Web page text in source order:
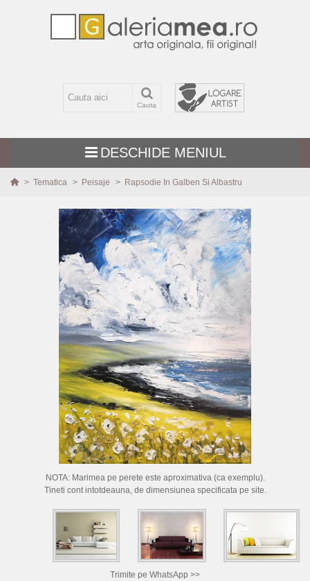
Cauta
DESCHIDE MENIUL
CUM CUMPAR TABLOURI
LISTA ARTISTI
CUM VAND TABLOURI
PORTRETE LA COMANDA
> Tematica > Peisaje > Rapsodie In Galben Si Albastru
NOTA: Marimea pe perete este aproximativa (ca exemplu).
Tineti cont intotdeauna, de dimensiunea specificata pe site.
Trimite pe WhatsApp >>